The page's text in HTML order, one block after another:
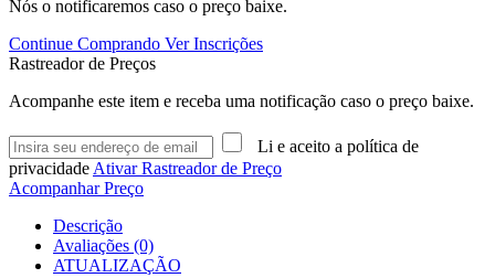
Nós o notificaremos caso o preço baixe.
Continue Comprando Ver Inscrições
Rastreador de Preços
Acompanhe este item e receba uma notificação caso o preço baixe.
Li e aceito a política de
privacidade Ativar Rastreador de Preço
Acompanhar Preço
Descrição
Avaliações (0)
ATUALIZAÇÃO